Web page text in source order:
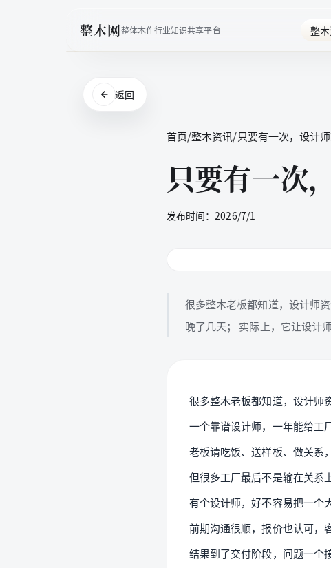
整木网整体木作行业知识共享平台 整
行
整
返回
首页/整木资讯/只要有一次，设计
只要有一次
发布时间：2026/7/1
很多整木老板都知道，设计师
晚了几天； 实际上，它让设计
很多整木老板都知道，设计师
一个靠谱设计师，一年能给工
老板请吃饭、送样板、做关系
但很多工厂最后不是输在关系
有个设计师，好不容易把一个
前期沟通很顺，报价也认可，
结果到了交付阶段，问题一个